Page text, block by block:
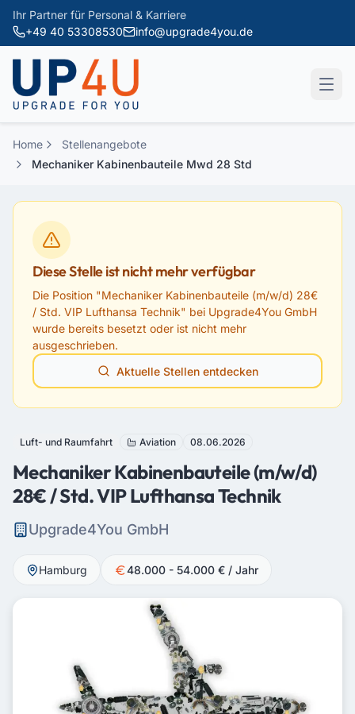
Zum Hauptinhalt springen
Ihr Partner für Personal & Karriere
+49 40 53308530
info@upgrade4you.de
Home
Stellenangebote
Mechaniker Kabinenbauteile Mwd 28 Std
Diese Stelle ist nicht mehr verfügbar
Die Position "Mechaniker Kabinenbauteile (m/w/d) 28€
/ Std. VIP Lufthansa Technik" bei Upgrade4You GmbH
wurde bereits besetzt oder ist nicht mehr
ausgeschrieben.
Aktuelle Stellen entdecken
Luft- und Raumfahrt Aviation 08.06.2026
Mechaniker Kabinenbauteile (m/w/d)
28€ / Std. VIP Lufthansa Technik
Upgrade4You GmbH
Hamburg 48.000 - 54.000 € / Jahr